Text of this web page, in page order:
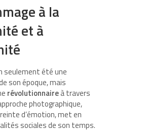
à la
et à
seulement été une
son époque, mais
révolutionnaireà travers
photographique,
d’émotion, met en
sociales de son temps.